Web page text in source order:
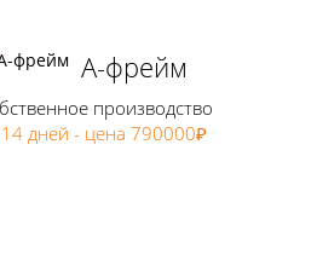
А-фрейм
производство
дней - цена 790000₽